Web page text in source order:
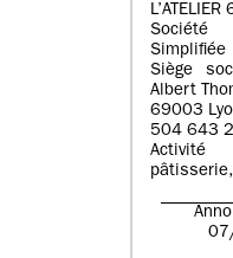
L’ATELIER
Simplifiée
Siège
Albert
69003
504 643
Activité
pâtisserie,